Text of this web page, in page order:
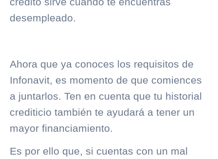
desempleado.
Ahora que ya conoces los requisitos de
Infonavit, es momento de que comiences
a juntarlos. Ten en cuenta que tu historial
crediticio también te ayudará a tener un
mayor financiamiento.
Es por ello que, si cuentas con un mal